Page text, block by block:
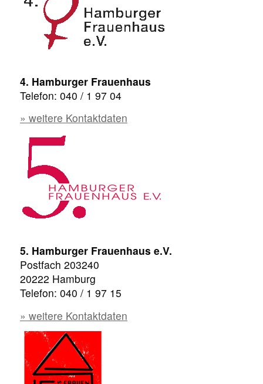
4. Hamburger Frauenhaus
Telefon: 040 / 1 97 04
» weitere Kontaktdaten
5. Hamburger Frauenhaus e.V.
Postfach 203240
20222 Hamburg
Telefon: 040 / 1 97 15
» weitere Kontaktdaten